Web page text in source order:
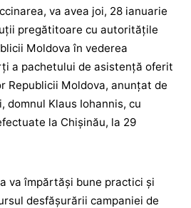
va avea joi, 28 ianuarie
pregătitoare cu autoritățile
Moldova în vederea
a pachetului de asistență oferit
Republicii Moldova, anunțat de
domnul Klaus Iohannis, cu
la Chișinău, la 29
va împărtăși bune practici și
desfășurării campaniei de